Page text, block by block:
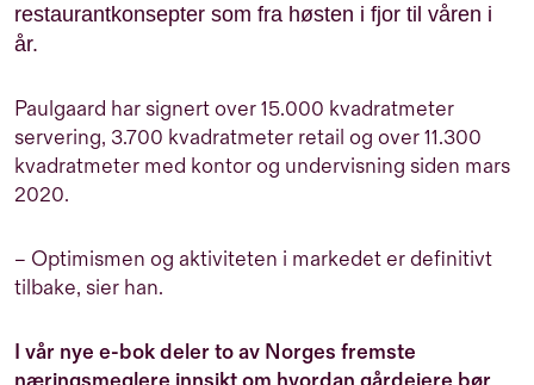
restaurantkonsepter som fra høsten i fjor til våren i
år.
Paulgaard har signert over 15.000 kvadratmeter
servering, 3.700 kvadratmeter retail og over 11.300
kvadratmeter med kontor og undervisning siden mars
2020.
– Optimismen og aktiviteten i markedet er definitivt
tilbake, sier han.
I vår nye e-bok deler to av Norges fremste